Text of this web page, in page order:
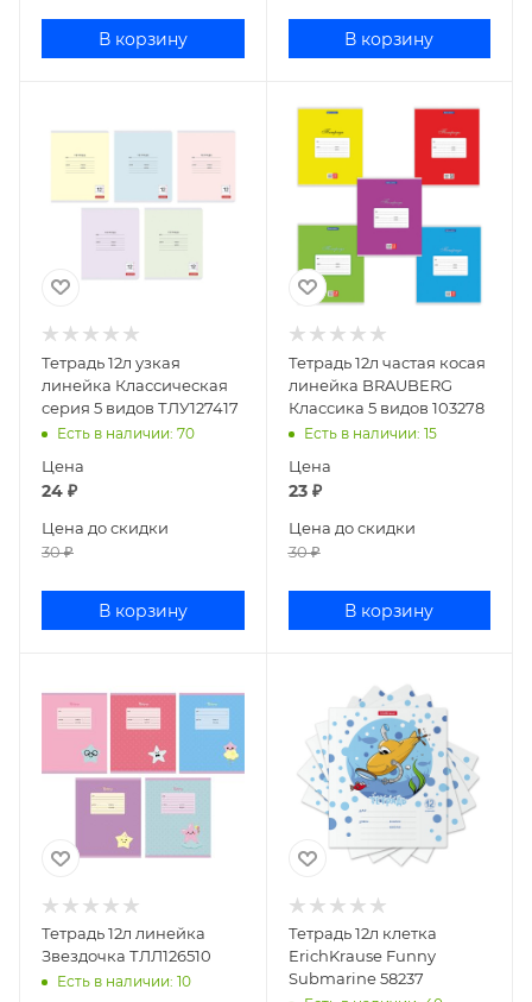
В корзину В корзину
Тетрадь 12л узкая
линейка Классическая
серия 5 видов ТЛУ127417
Есть в наличии: 70
Цена
24 ₽
Цена до скидки
30₽
В корзину
Тетрадь 12л частая косая
линейка BRAUBERG
Классика 5 видов 103278
Есть в наличии: 15
Цена
23₽
Цена до скидки
30₽
В корзину
Тетрадь 12л линейка
Звездочка ТЛЛ126510
Есть в наличии: 10
Тетрадь 12л клетка
ErichKrause Funny
Submarine 58237